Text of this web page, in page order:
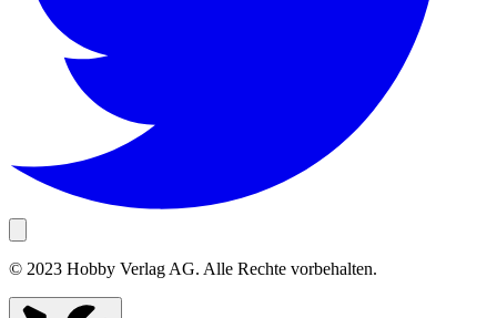
© 2023 Hobby Verlag AG. Alle Rechte vorbehalten.